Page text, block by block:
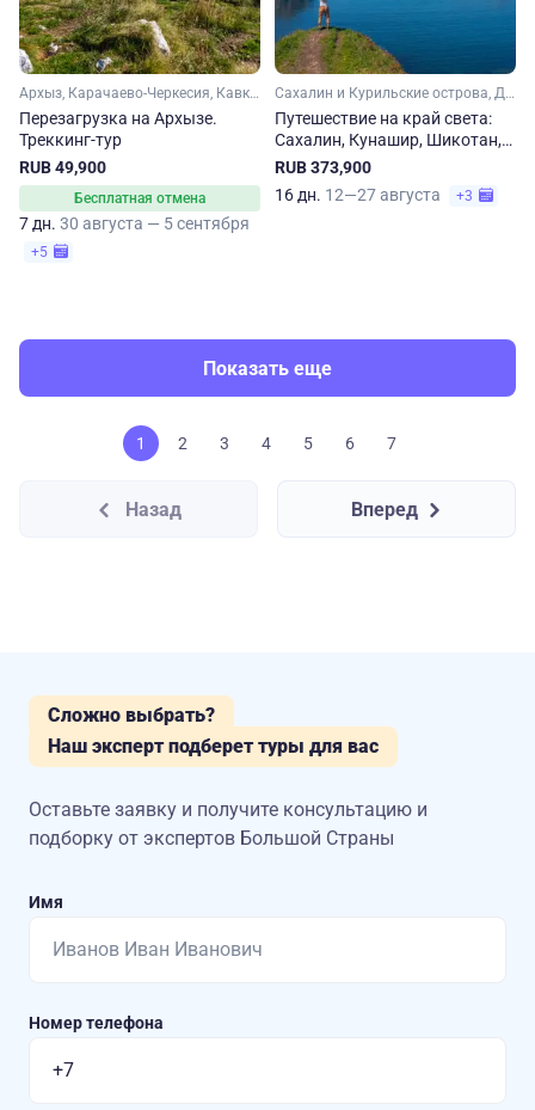
Архыз, Карачаево-Черкесия, Кавказ
Перезагрузка на Архызе.
Треккинг-тур
RUB 49,900
Бесплатная отмена
7 дн. 30 августа — 5 сентября
+5
Сахалин и Курильские острова, Дальний Восток
Путешествие на край света:
Сахалин, Кунашир, Шикотан,
Итуруп
RUB 373,900
16 дн. 12—27 августа +3
Показать еще
1 2 3 4 5 6 7
Назад Вперед
Сложно выбрать?
Наш эксперт подберет туры для вас
Оставьте заявку и получите консультацию и
подборку от экспертов Большой Страны
Имя
Номер телефона